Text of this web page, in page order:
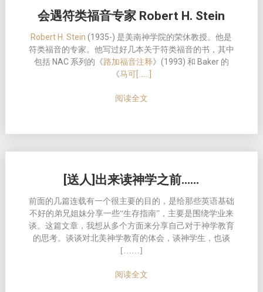
会遇符类福音专家 Robert H. Stein
Robert H. Stein (1935-) 是美南神学院的荣休教授。他是
符类福音的专家。他写过好几本关于符类福音的书，其中
包括 NAC 系列的《路加福音注释》(1993) 和 Baker 的
《马可[……]
阅读全文
[送人]出来读神学之前……
前面的几篇连载有一个很主要的目的，是给那些英语基础
不好的弟兄姐妹分享一些“生存指南”，主要是围绕学业来
谈。这篇文章，我想从多个方面来分享自己对于神学教育
的思考。谈谈对北美神学教育的体会，谈神学生，也谈
[……]
阅读全文